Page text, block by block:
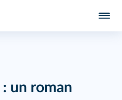
: un roman